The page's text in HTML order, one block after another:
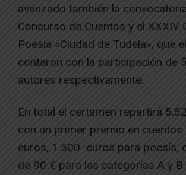
avanzado también la
Concurso de Cuentos y el XXXIV
Poesía «Ciudad de Tudela», que
contaron con la participación de
autores respectivamente.
En total el certamen repartirá
con un primer premio en cuentos
euros, 1.500 euros para poesía,
de 90 € para las categorías A y